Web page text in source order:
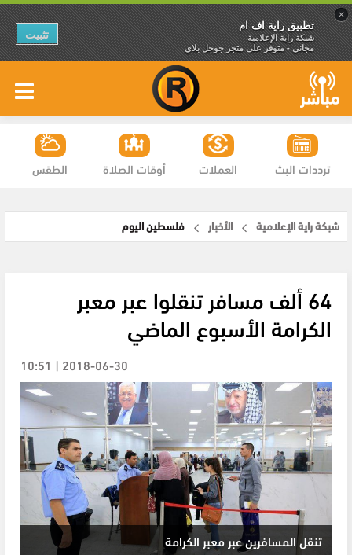
×
تطبيق راية اف ام
شبكة راية الإعلامية
مجاني - متوفر على متجر جوجل بلاي
تثبيت
الطقس أوقات الصلاة العملات ترددات البث
شبكة راية الإعلامية الأخبار فلسطين اليوم
64 ألف مسافر تنقلوا عبر معبر
الكرامة الأسبوع الماضي
2018-06-30 | 10:51
تنقل المسافرين عبر معبر الكرامة